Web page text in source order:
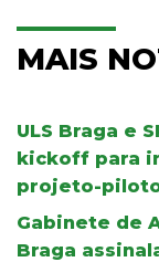
MAIS
ULS Braga e
kickoff para
projeto-
Gabinete de
Braga